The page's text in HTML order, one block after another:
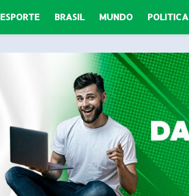
ESPORTE BRASIL MUNDO POLITICA